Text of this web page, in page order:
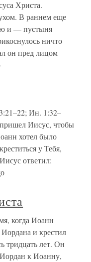
Христа.
В раннем еще
и — пустыня
ничто
он пред лицом
Ин. 1:32–
Иисус, чтобы
хотел было
у Тебя,
ответил:
когда Иоанн
и крестил
тридцать лет. Он
к Иоанну,